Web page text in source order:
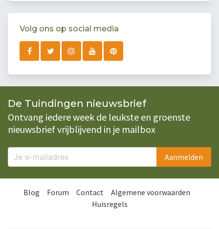
Volg ons op social media
De Tuindingen nieuwsbrief
Ontvang iedere week de leukste en groenste
nieuwsbrief vrijblijvend in je mailbox
Aanmelden
Blog Forum Contact
Algemene voorwaarden
Huisregels